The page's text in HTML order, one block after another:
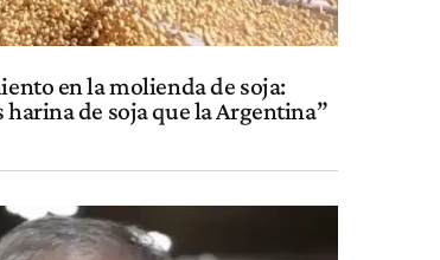
en la molienda de soja:
harina de soja que la Argentina”